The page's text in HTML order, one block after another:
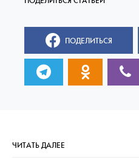
ПОДЕЛИТЬСЯ
ЧИТАТЬ ДАЛЕЕ